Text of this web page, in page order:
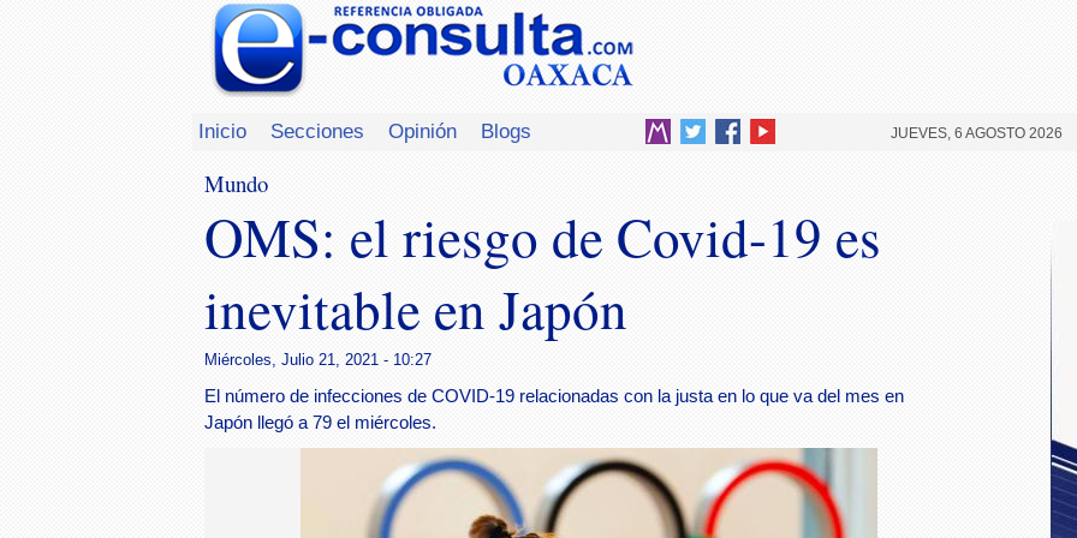
Inicio Secciones Opinión Blogs JUEVES, 6 AGOSTO 2026
Mundo
OMS: el riesgo de Covid-19 es
inevitable en Japón
Miércoles, Julio 21, 2021 - 10:27
El número de infecciones de COVID-19 relacionadas con la justa en lo que va del mes en
Japón llegó a 79 el miércoles.